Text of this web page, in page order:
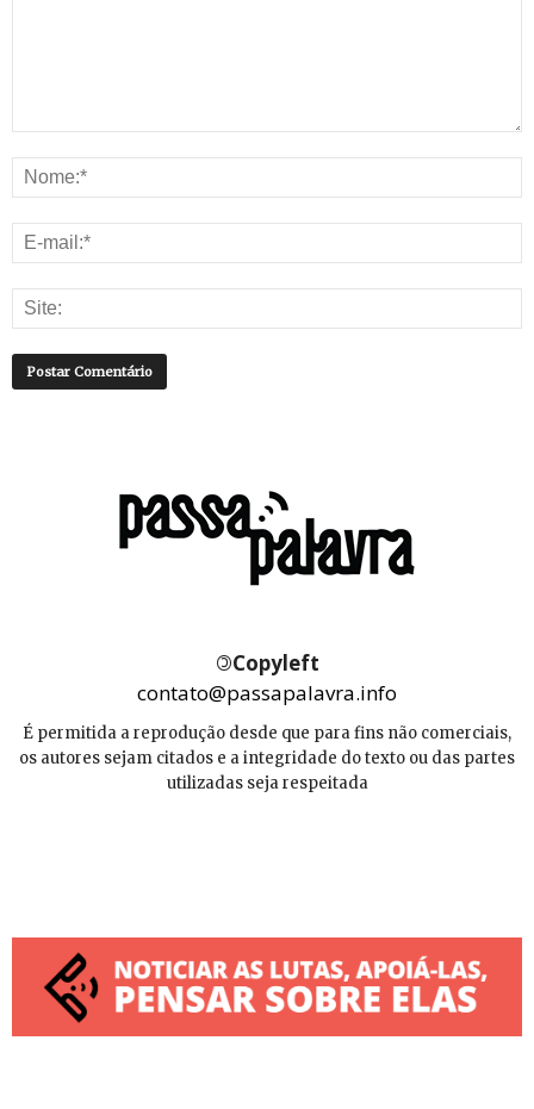
©Copyleft
contato@passapalavra.info
É permitida a reprodução desde que para fins não comerciais,
os autores sejam citados e a integridade do texto ou das partes
utilizadas seja respeitada